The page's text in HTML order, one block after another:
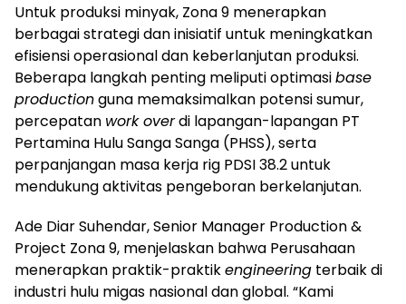
Untuk produksi minyak, Zona 9 menerapkan
berbagai strategi dan inisiatif untuk meningkatkan
efisiensi operasional dan keberlanjutan produksi.
Beberapa langkah penting meliputi optimasibase
productionguna memaksimalkan potensi sumur,
percepatan work overdi lapangan-lapangan PT
Pertamina Hulu Sanga Sanga (PHSS), serta
perpanjangan masa kerja rig PDSI 38.2 untuk
mendukung aktivitas pengeboran berkelanjutan.
Ade Diar Suhendar, Senior Manager Production &
Project Zona 9, menjelaskan bahwa Perusahaan
menerapkan praktik-praktikengineering terbaik di
industri hulu migas nasional dan global. “Kami